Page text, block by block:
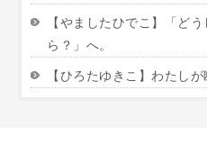
【やましたひでこ】「ど
ら？」へ。
【ひろたゆきこ】わたし